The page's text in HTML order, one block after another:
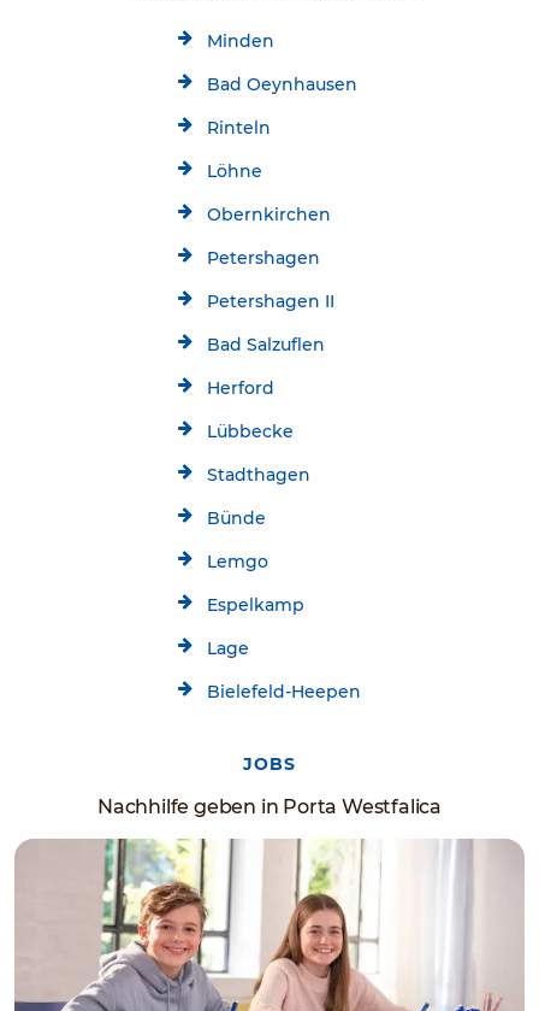
Minden
Bad Oeynhausen
Rinteln
Löhne
Obernkirchen
Petershagen
Petershagen II
Bad Salzuflen
Herford
Lübbecke
Stadthagen
Bünde
Lemgo
Espelkamp
Lage
Bielefeld-Heepen
JOBS
Nachhilfe geben in Porta Westfalica